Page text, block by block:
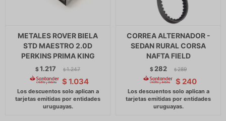
METALES ROVER BIELA
STD MAESTRO 2.0D
PERKINS PRIMA KING
$1.217 $ 1.247
$ 1.034
CORREA ALTERNADOR -
SEDAN RURAL CORSA
NAFTA FIELD
$ 282 $ 289
$ 240